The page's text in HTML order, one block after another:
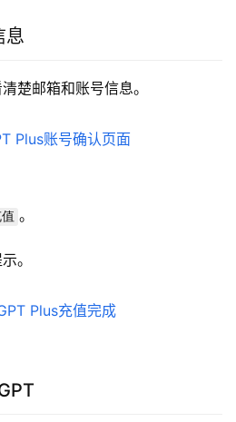
息
楚邮箱和账号信息。
。
。